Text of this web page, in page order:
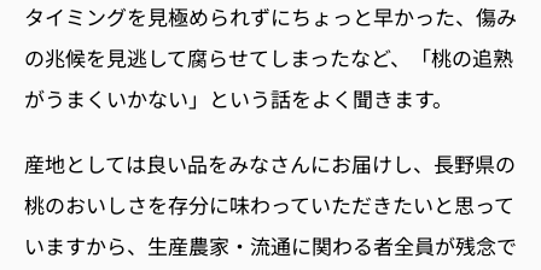
タイミングを見極められずにちょっと早かった、傷み
の兆候を見逃して腐らせてしまったなど、
「桃の追熟
がうまくいかない」という話をよく聞きます。
産地としては良い品をみなさんにお届けし、長野県の
桃のおいしさを存分に味わっていただきたいと思って
いますから、生産農家・流通に関わる者全員が残念で